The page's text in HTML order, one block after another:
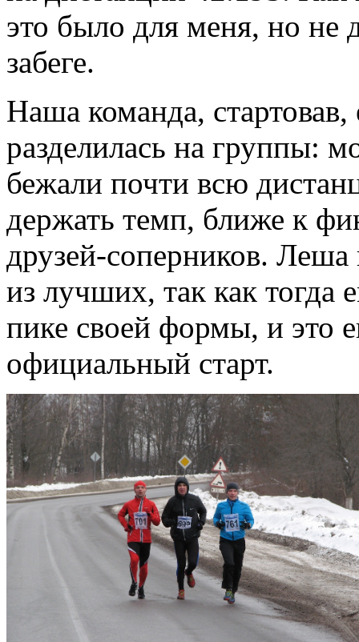
это было для меня, но не
забеге.
Наша команда,
разделилась на группы:
бежали почти всю
держать темп, ближе к
друзей-соперников. Леша
из лучших, так как тогда
пике своей формы, и это
официальный старт.